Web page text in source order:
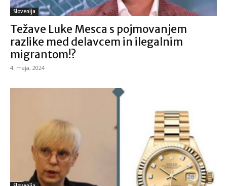
Slovenija
Težave Luke Mesca s pojmovanjem
razlike med delavcem in ilegalnim
migrantom!?
4. maja, 2024